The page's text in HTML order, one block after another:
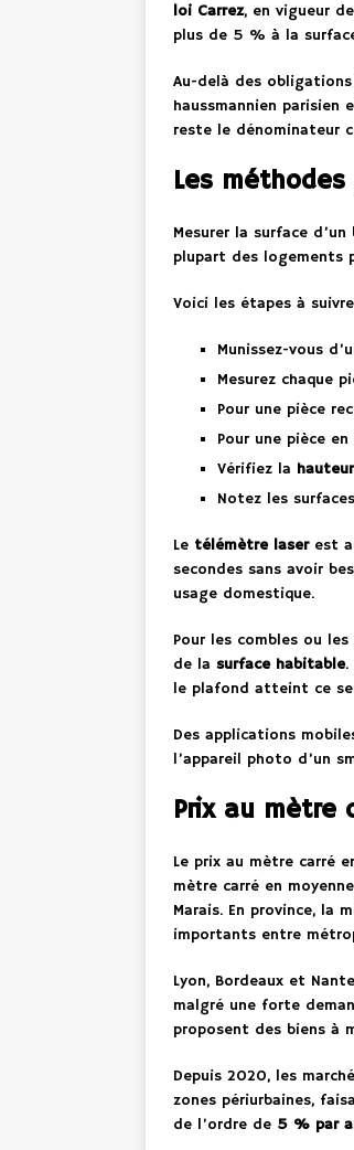
loi Carrez, en vigueur
plus de 5 % à la
Au-delà des
haussmannien parisien
reste le dénominateur
Les
Mesurer la surface
plupart des logements
Voici les étapes à
Munissez-vous
Mesurez chaque
Pour une pièce
Pour une pièce
Vérifiez la
Notez les
Le télémètre laserest
secondes sans avoir
usage domestique.
Pour les combles ou
de la surface habitable.
le plafond atteint ce
Des applications
l’appareil photo d’un
Prix au mètre
Le prix au mètre carré
mètre carré en
Marais. En province, la
importants entre
Lyon, Bordeaux et
malgré une forte
proposent des biens à
Depuis 2020, les
zones périurbaines,
de l’ordre de 5 % par